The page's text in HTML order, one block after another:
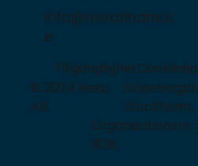
info@nexafinans.s
e
TillgänglighetCookies
© 2024 Nexa
AB.
Stockholm.
9138